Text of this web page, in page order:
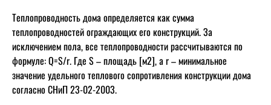
Теплопроводность дома определяется как сумма
теплопроводностей ограждающих его конструкций. За
исключением пола, все теплопроводности рассчитываются по
формуле: Q=S/r. Где S – площадь [м2], а r – минимальное
значение удельного теплового сопротивления конструкции дома
согласно СНиП 23-02-2003.